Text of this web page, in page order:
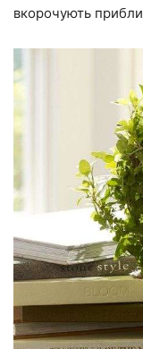
вкорочують